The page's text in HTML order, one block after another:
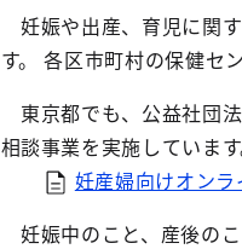
妊娠や出産、育児に関
す。 各区市町村の保健セ
東京都でも、公益社団
相談事業を実施しています
妊産婦向けオンラ
妊娠中のこと、産後の